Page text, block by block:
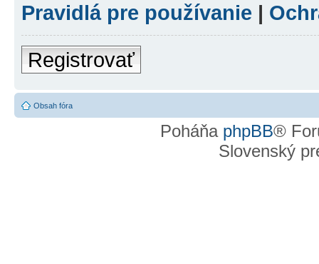
Pravidlá pre používanie |
Registrovať
Obsah fóra
Poháňa phpBB®
Slovenský